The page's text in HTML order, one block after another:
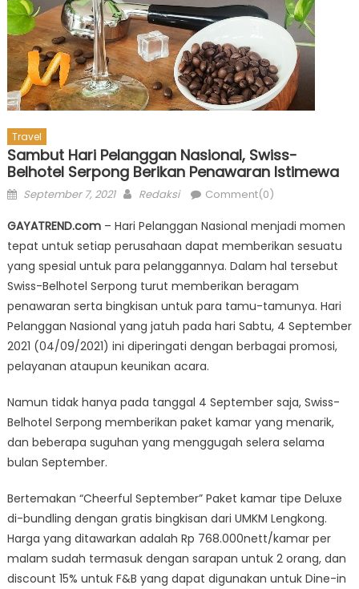
Travel
Sambut Hari Pelanggan Nasional, Swiss-
Belhotel Serpong Berikan Penawaran Istimewa
Posted
September 7, 2021 Author
Redaksi Comment(0)
GAYATREND.com– Hari Pelanggan Nasional menjadi momen
tepat untuk setiap perusahaan dapat memberikan sesuatu
yang spesial untuk para pelanggannya. Dalam hal tersebut
Swiss-Belhotel Serpong turut memberikan beragam
penawaran serta bingkisan untuk para tamu-tamunya. Hari
Pelanggan Nasional yang jatuh pada hari Sabtu, 4 September
2021 (04/09/2021) ini diperingati dengan berbagai promosi,
pelayanan ataupun keunikan acara.
Namun tidak hanya pada tanggal 4 September saja, Swiss-
Belhotel Serpong memberikan paket kamar yang menarik,
dan beberapa suguhan yang menggugah selera selama
bulan September.
Bertemakan “Cheerful September” Paket kamar tipe Deluxe
di-bundling dengan gratis bingkisan dari UMKM Lengkong.
Harga yang ditawarkan adalah Rp 768.000nett/kamar per
malam sudah termasuk dengan sarapan untuk 2 orang, dan
discount 15% untuk F&B yang dapat digunakan untuk Dine-in